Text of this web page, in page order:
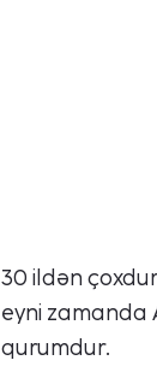
30 ildən
eyni zamanda
qurumdur.